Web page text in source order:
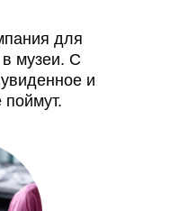
для
музеи. С
и
поймут.